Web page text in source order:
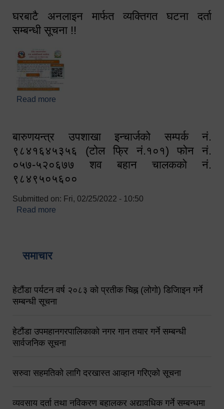
घरबाटै अनलाइन मार्फत व्यक्तिगत घटना दर्ता
सम्बन्धी सूचना !!
Read more
बारुणयन्त्र उपशाखा इन्चार्जको सम्पर्क नं.
९८४१६४५३५६ (टोल फ्रि नं.१०१) फोन नं.
०५७-५२०६७७ शव बहान चालकको नं.
९८४९५०५६००
Submitted on: Fri, 02/25/2022 - 10:50
Read more
समाचार
हेटौंडा पर्यटन वर्ष २०८३ को प्रतीक चिह्न (लोगो) डिजिाइन गर्ने
सम्बन्धी सूचना
हेटौंडा उपमहानगरपालिकाको नगर गान तयार गर्ने सम्बन्धी
सार्वजनिक सूचना
सरुवा सहमतिको लागि दरखास्त आव्हान गरिएको सूचना
व्यवसाय दर्ता तथा नविकरण बहालकर अद्यावधिक गर्ने सम्बन्धमा